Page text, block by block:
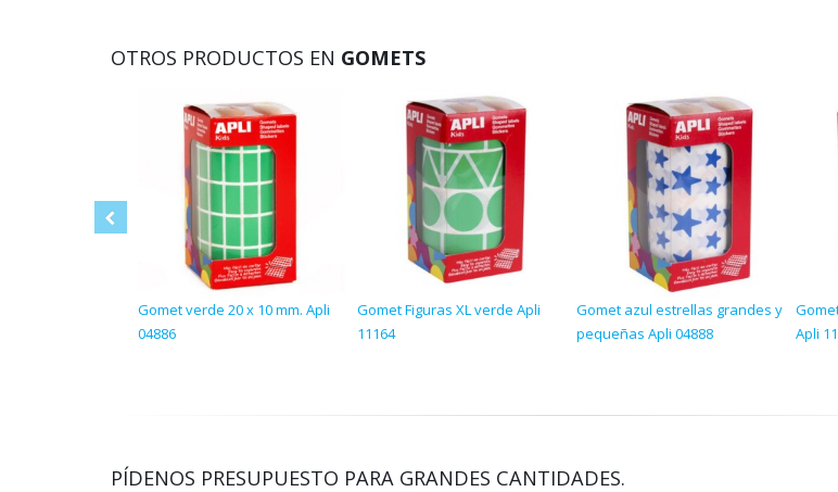
OTROS PRODUCTOS EN GOMETS
Gomet verde 20 x 10 mm. Apli
04886
Gomet Figuras XL verde Apli
11164
Gomet azul estrellas grandes y
pequeñas Apli 04888
Apli
PÍDENOS PRESUPUESTO PARA GRANDES CANTIDADES.